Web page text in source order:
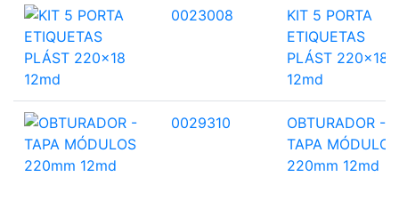
0023008
KIT 5 PORTA
ETIQUETAS
PLÁST 220x18
12md
0029310
OBTURADOR -
TAPA MÓDULOS
220mm 12md